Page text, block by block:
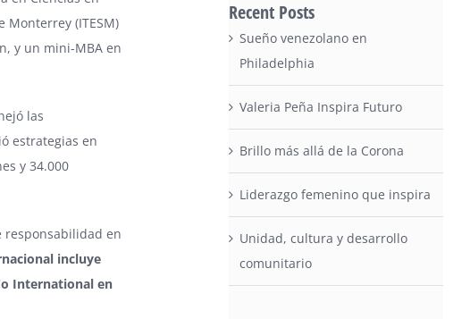
Monterrey (ITESM)
y un mini-MBA en
las
estrategias en
y 34.000
responsabilidad en
incluye
International en
Recent Posts
Sueño venezolano en
Philadelphia
Valeria Peña Inspira Futuro
Brillo más allá de la Corona
Liderazgo femenino que inspira
Unidad, cultura y desarrollo
comunitario